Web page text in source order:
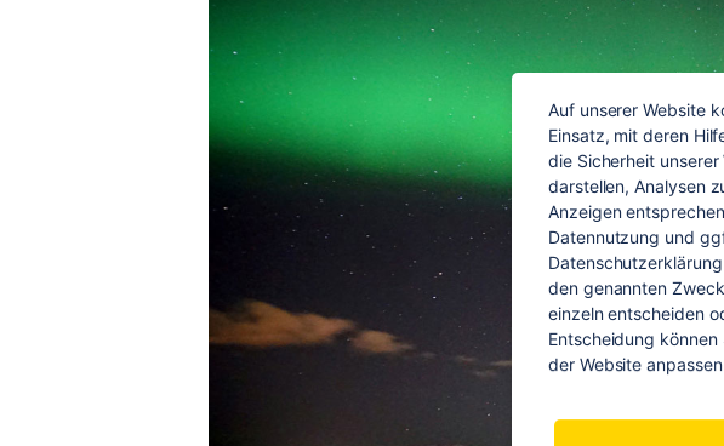
Auf unserer Website
Einsatz, mit deren
die Sicherheit
darstellen, Analysen
Anzeigen
Datennutzung und
den genannten
einzeln entscheiden
Entscheidung
der Website